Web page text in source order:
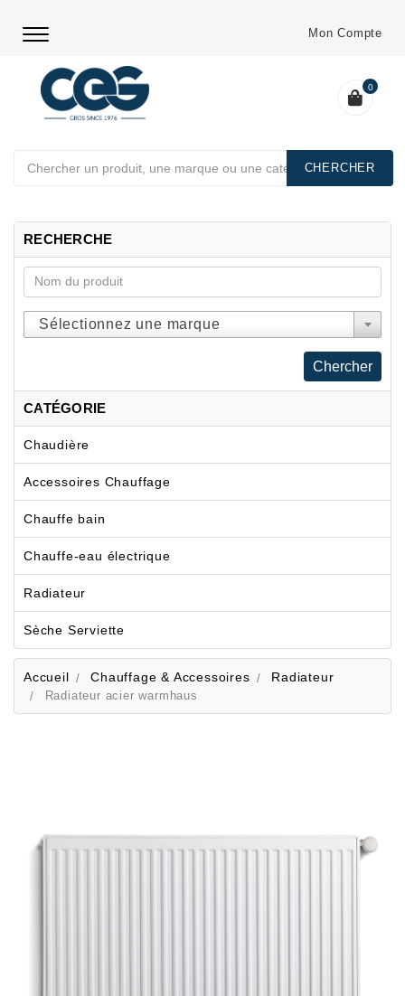
Mon Compte
0
RECHERCHE
Sélectionnez une marque
CATÉGORIE
Chaudière
Accessoires Chauffage
Chauffe bain
Chauffe-eau électrique
Radiateur
Sèche Serviette
Accueil Chauffage & Accessoires Radiateur
Radiateur acier warmhaus